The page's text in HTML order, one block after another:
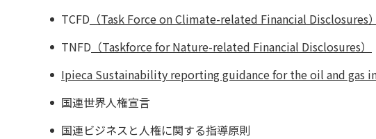
TCFD （Task Force on Climate-related Financial Disclosures）
TNFD （Taskforce for Nature-related Financial Disclosures）
Ipieca Sustainability reporting guidance for the oil and gas
国連世界人権宣言
国連ビジネスと人権に関する指導原則